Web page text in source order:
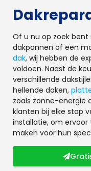
Of u nu op zoek
dakpannen of een
dak, wij hebben de
voldoen. Naast de
verschillende
hellende daken,
zoals zonne-energie
klanten bij elke stap
installatie, om ervoor
maken voor hun